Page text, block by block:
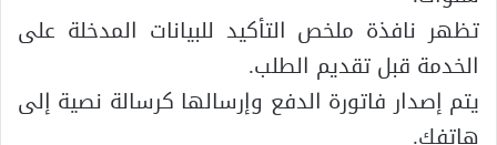
تظهر نافذة ملخص التأكيد للبيانات المدخلة على
الخدمة قبل تقديم الطلب.
يتم إصدار فاتورة الدفع وإرسالها كرسالة نصية إلى